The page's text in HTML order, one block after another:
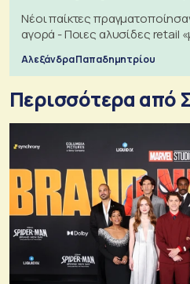
Νέοι παίκτες
αγορά - Ποιες αλυσίδες retail
Αλεξάνδρα Παπαδημητρίου
Περισσότερα από